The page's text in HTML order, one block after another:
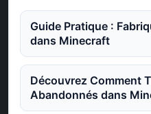
Guide Pratique :
dans Minecraft
Découvrez Comment
Abandonnés dans